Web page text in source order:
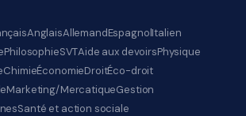
AnglaisAllemandEspagnolItalien
PhilosophieSVTAide aux devoirsPhysique
ChimieÉconomieDroitÉco-droit
Marketing/MercatiqueGestion
Santé et action sociale